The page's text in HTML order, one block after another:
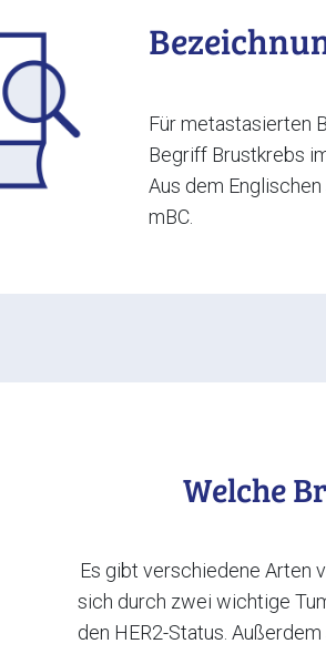
Für metastasierten
Begriff Brustkrebs
Aus dem
mBC.
Welche
Es gibt verschiedene Arten
sich durch zwei wichtige
den HER2-Status.